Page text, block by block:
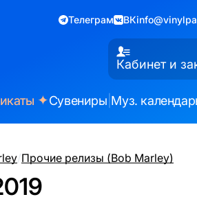
Телеграм ВК
Кабинет и
✦Сувениры Муз.
/Прочие релизы (Bob Marley)